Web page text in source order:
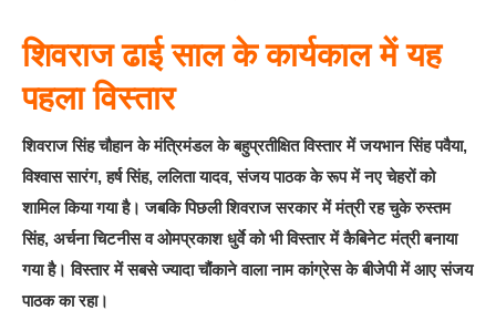
शिवराज ढाई साल के कार्यकाल में यह
पहला विस्तार
शिवराज सिंह चौहान के मंत्रिमंडल के बहुप्रतीक्षित विस्तार में जयभान सिंह पवैया,
विश्वास सारंग, हर्ष सिंह, ललिता यादव, संजय पाठक के रूप में नए चेहरों को
शामिल किया गया है। जबकि पिछली शिवराज सरकार में मंत्री रह चुके रुस्तम
सिंह, अर्चना चिटनीस व ओमप्रकाश धुर्वे को भी विस्तार में कैबिनेट मंत्री बनाया
गया है। विस्तार में सबसे ज्यादा चौंकाने वाला नाम कांग्रेस के बीजेपी में आए संजय
पाठक का रहा।